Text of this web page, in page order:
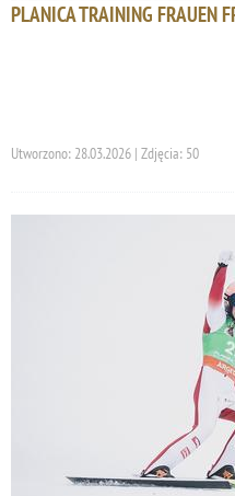
PLANICA TRAINING FRAUEN
Utworzono: 28.03.2026 | Zdjęcia: 50